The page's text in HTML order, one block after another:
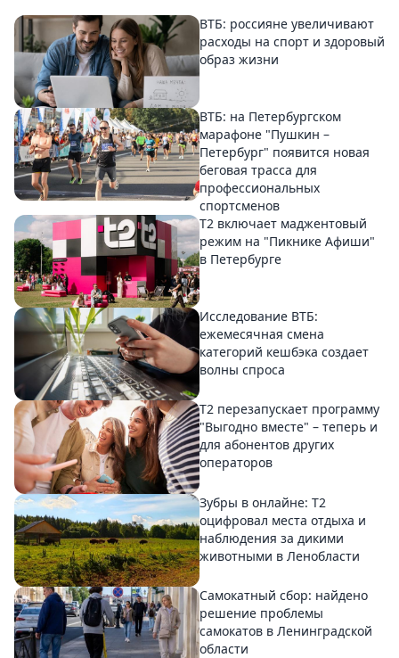
ВТБ: россияне увеличивают
расходы на спорт и здоровый
образ жизни
ВТБ: на Петербургском
марафоне "Пушкин –
Петербург" появится новая
беговая трасса для
профессиональных
спортсменов
Т2 включает маджентовый
режим на "Пикнике Афиши"
в Петербурге
Исследование ВТБ:
ежемесячная смена
категорий кешбэка создает
волны спроса
Т2 перезапускает программу
"Выгодно вместе" – теперь и
для абонентов других
операторов
Зубры в онлайне: Т2
оцифровал места отдыха и
наблюдения за дикими
животными в Ленобласти
Самокатный сбор: найдено
решение проблемы
самокатов в Ленинградской
области